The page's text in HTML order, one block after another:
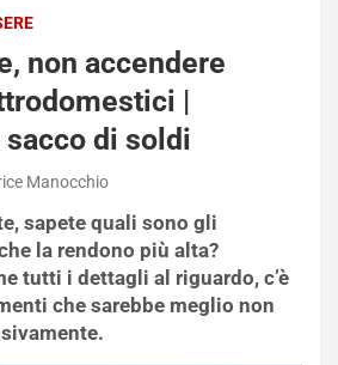
non accendere
|
di soldi
Manocchio
sapete quali sono gli
la rendono più alta?
tutti i dettagli al riguardo, c’è
che sarebbe meglio non